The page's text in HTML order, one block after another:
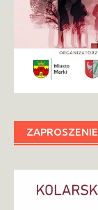
ZAPROSZENIE